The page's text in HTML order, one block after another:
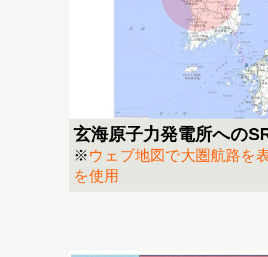
玄海原子力発電所への
※ ウェブ地図で大圏航路を
を使用